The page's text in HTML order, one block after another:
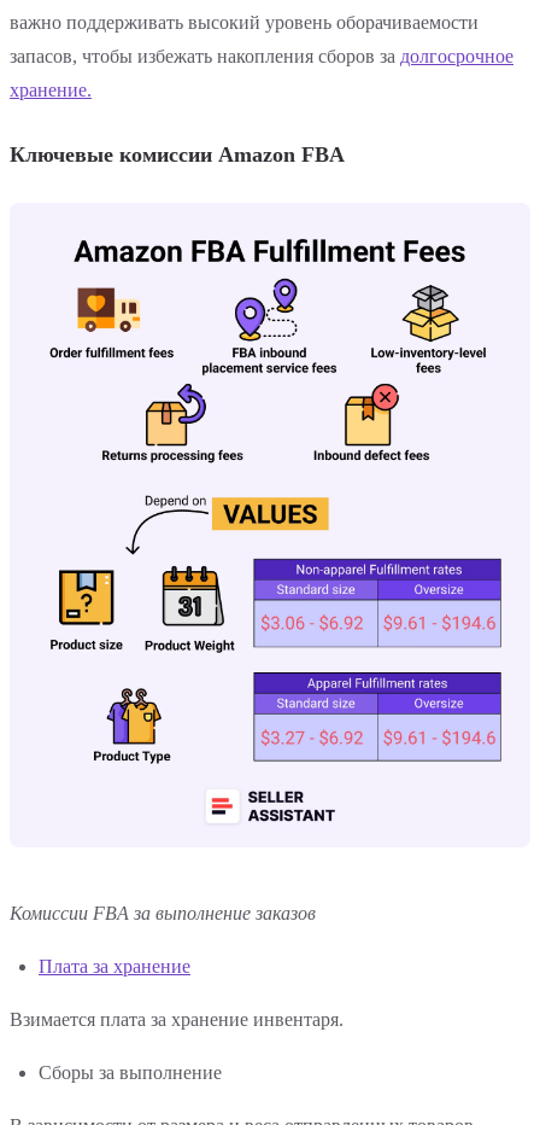
важно поддерживать высокий уровень оборачиваемости
запасов, чтобы избежать накопления сборов за долгосрочное
хранение.
Ключевые комиссии Amazon FBA
Комиссии FBA за выполнение заказов
Плата за хранение
Взимается плата за хранение инвентаря.
Сборы за выполнение